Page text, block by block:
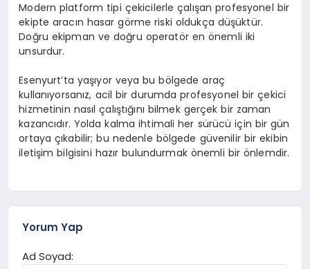
Modern platform tipi çekicilerle çalışan profesyonel bir
ekipte aracın hasar görme riski oldukça düşüktür.
Doğru ekipman ve doğru operatör en önemli iki
unsurdur.
Esenyurt’ta yaşıyor veya bu bölgede araç
kullanıyorsanız, acil bir durumda profesyonel bir çekici
hizmetinin nasıl çalıştığını bilmek gerçek bir zaman
kazancıdır. Yolda kalma ihtimali her sürücü için bir gün
ortaya çıkabilir; bu nedenle bölgede güvenilir bir ekibin
iletişim bilgisini hazır bulundurmak önemli bir önlemdir.
Yorum Yap
Ad Soyad: